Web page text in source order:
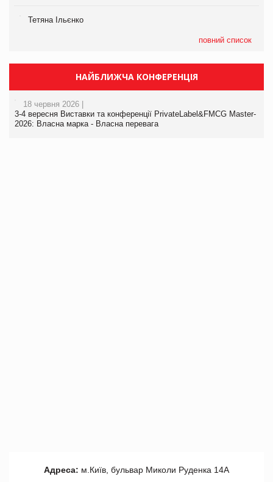
Тетяна Ільєнко
повний список
НАЙБЛИЖЧА КОНФЕРЕНЦІЯ
18 червня 2026 |
3-4 вересня Виставки та конференції PrivateLabel&FMCG Master-
2026: Власна марка - Власна перевага
Адреса: м.Київ, бульвар Миколи Руденка 14А